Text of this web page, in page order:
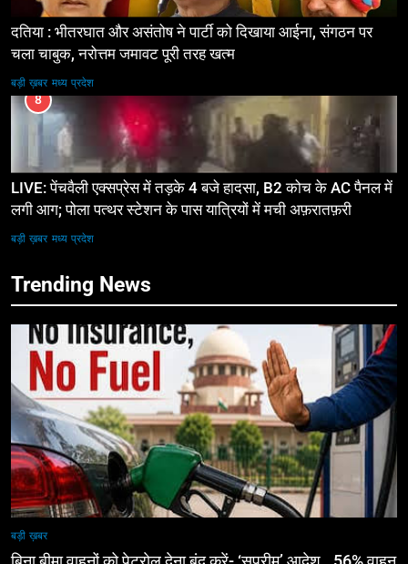
दतिया : भीतरघात और असंतोष ने पार्टी को दिखाया आईना, संगठन पर
चला चाबुक, नरोत्तम जमावट पूरी तरह खत्म
बड़ी ख़बर मध्य प्रदेश
8
LIVE: पेंचवैली एक्सप्रेस में तड़के 4 बजे हादसा, B2 कोच के AC पैनल में
लगी आग; पोला पत्थर स्टेशन के पास यात्रियों में मची अफ़रातफ़री
बड़ी ख़बर मध्य प्रदेश
Trending News
बड़ी ख़बर